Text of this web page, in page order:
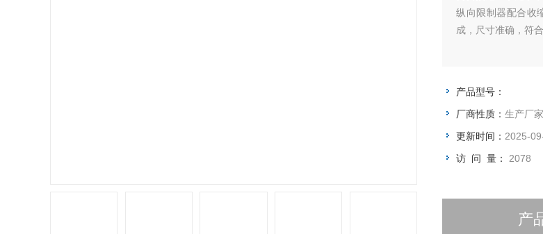
纵向限制器配合收
成，尺寸准确，符
产品型号：
厂商性质： 生产厂家
更新时间： 2025-
访 问 量： 2078
产